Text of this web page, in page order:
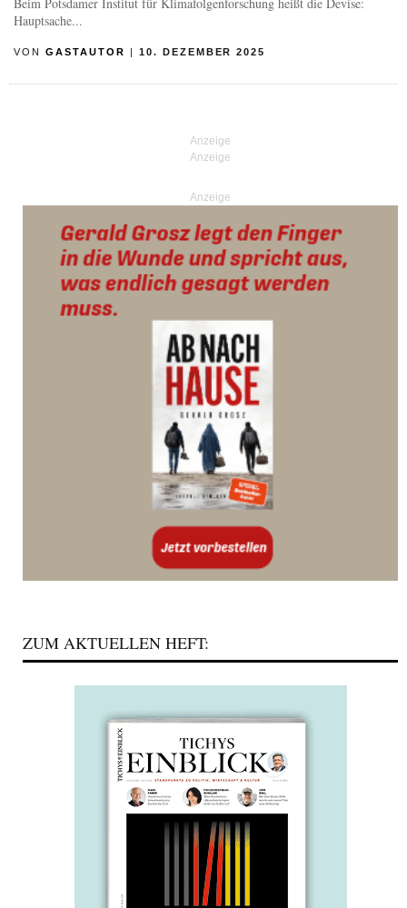
Beim Potsdamer Institut für Klimafolgenforschung heißt die Devise:
Hauptsache...
VON GASTAUTOR 10. DEZEMBER 2025
Anzeige
ZUM AKTUELLEN HEFT: